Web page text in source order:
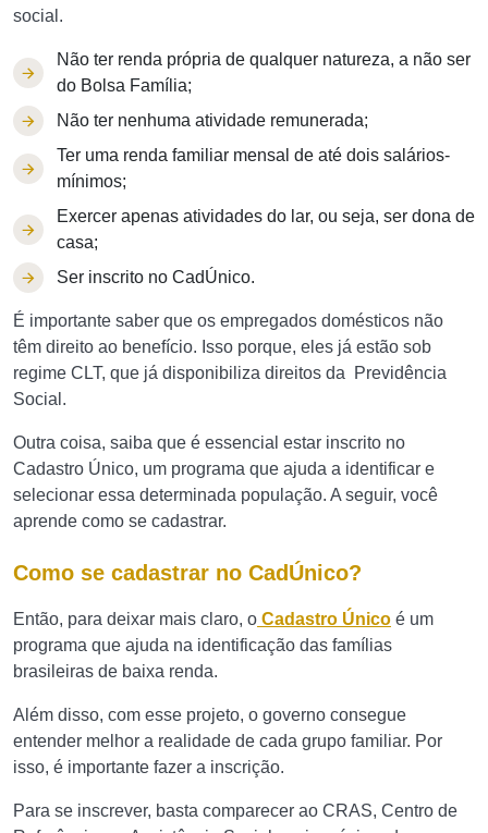
social.
Não ter renda própria de qualquer natureza, a não ser
do Bolsa Família;
Não ter nenhuma atividade remunerada;
Ter uma renda familiar mensal de até dois salários-
mínimos;
Exercer apenas atividades do lar, ou seja, ser dona de
casa;
Ser inscrito no CadÚnico.
É importante saber que os empregados domésticos não
têm direito ao benefício. Isso porque, eles já estão sob
regime CLT, que já disponibiliza direitos da Previdência
Social.
Outra coisa, saiba que é essencial estar inscrito no
Cadastro Único, um programa que ajuda a identificar e
selecionar essa determinada população. A seguir, você
aprende como se cadastrar.
Como se cadastrar no CadÚnico?
Então, para deixar mais claro, o Cadastro Único é um
programa que ajuda na identificação das famílias
brasileiras de baixa renda.
Além disso, com esse projeto, o governo consegue
entender melhor a realidade de cada grupo familiar. Por
isso, é importante fazer a inscrição.
Para se inscrever, basta comparecer ao CRAS, Centro de